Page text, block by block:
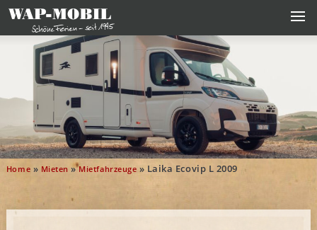
Home » Mieten »Mietfahrzeuge » Laika Ecovip L 2009